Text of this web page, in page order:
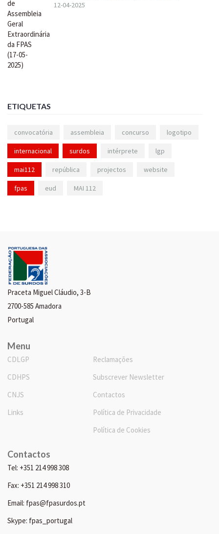
12-04-2025
ETIQUETAS
convocatória assembleia concurso logotipo
internacional surdos intérprete lgp
mai112 república projectos website
fpas eud MAI 112
Praceta Miguel Cláudio, 3-B
2700-585 Amadora
Portugal
Menu
CDLGP
CDHPS
CNJS
Links
Reclamações
Subscrever Newsletter
Contactos
Política de Privacidade
Política de Cookies
Contactos
Tel: +351 214 998 308
Fax: +351 214 998 310
Email: fpas@fpasurdos.pt
Skype: fpas_portugal